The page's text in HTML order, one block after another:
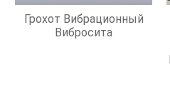
Грохот Вибрационный
Вибросита